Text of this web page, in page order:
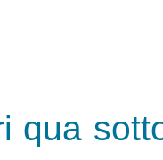
qua